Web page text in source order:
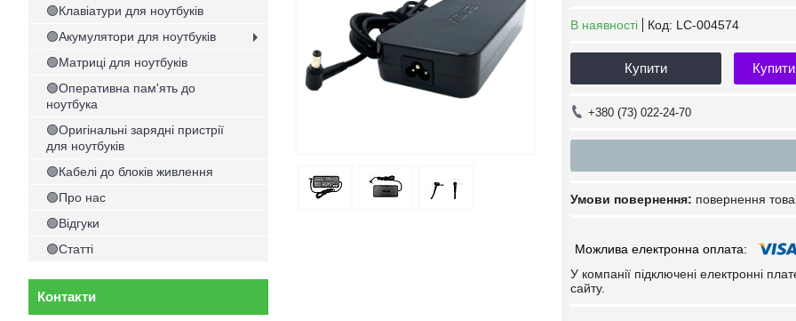
В наявності Код: LC-004574
Купити
+380 (73) 022-24-70
повернення
У компанії підключені електронні
сайту.
🟢Клавіатури для ноутбуків
🟢Акумулятори для ноутбуків
🟢Матриці для ноутбуків
🟢Оперативна пам'ять до
ноутбука
🟢Оригінальні зарядні пристрії
для ноутбуків
🟢Кабелі до блоків живлення
🟢Про нас
🟢Відгуки
🟢Статті
Контакти